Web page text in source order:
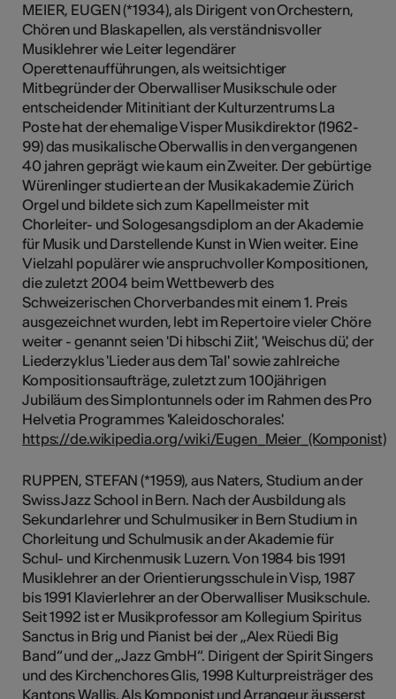
MEIER, EUGEN (*1934), als Dirigent von Orchestern,
Chören und Blaskapellen, als verständnisvoller
Musiklehrer wie Leiter legendärer
Operettenaufführungen, als weitsichtiger
Mitbegründer der Oberwalliser Musikschule oder
entscheidender Mitinitiant der Kulturzentrums La
Poste hat der ehemalige Visper Musikdirektor (1962-
99) das musikalische Oberwallis in den vergangenen
40 jahren geprägt wie kaum ein Zweiter. Der gebürtige
Würenlinger studierte an der Musikakademie Zürich
Orgel und bildete sich zum Kapellmeister mit
Chorleiter- und Sologesangsdiplom an der Akademie
für Musik und Darstellende Kunst in Wien weiter. Eine
Vielzahl populärer wie anspruchvoller Kompositionen,
die zuletzt 2004 beim Wettbewerb des
Schweizerischen Chorverbandes mit einem 1. Preis
ausgezeichnet wurden, lebt im Repertoire vieler Chöre
weiter - genannt seien 'Di hibschi Ziit', 'Weischus dü', der
Liederzyklus 'Lieder aus dem Tal' sowie zahlreiche
Kompositionsaufträge, zuletzt zum 100jährigen
Jubiläum des Simplontunnels oder im Rahmen des Pro
Helvetia Programmes 'Kaleidoschorales'.
https://de.wikipedia.org/wiki/Eugen_Meier_(Komponist)
RUPPEN, STEFAN (*1959), aus Naters, Studium an der
Swiss Jazz School in Bern. Nach der Ausbildung als
Sekundarlehrer und Schulmusiker in Bern Studium in
Chorleitung und Schulmusik an der Akademie für
Schul- und Kirchenmusik Luzern. Von 1984 bis 1991
Musiklehrer an der Orientierungsschule in Visp, 1987
bis 1991 Klavierlehrer an der Oberwalliser Musikschule.
Seit 1992 ist er Musikprofessor am Kollegium Spiritus
Sanctus in Brig und Pianist bei der „Alex Rüedi Big
Band“ und der „Jazz GmbH“. Dirigent der Spirit Singers
und des Kirchenchores Glis, 1998 Kulturpreisträger des
Kantons Wallis. Als Komponist und Arrangeur äusserst